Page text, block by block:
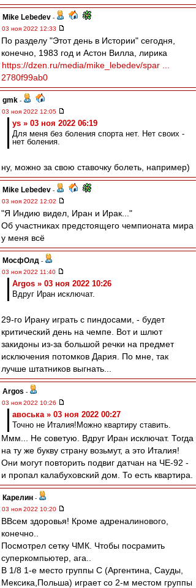
Mike Lebedev -
03 ноя 2022 12:33
По разделу "Этот день в Истории" сегодня,
конечно, 1983 год и Астон Вилла, лирика
https://dzen.ru/media/mike_lebedev/spar ...
2780f99ab0
gmk -
03 ноя 2022 12:05
ys » 03 ноя 2022 06:19
Для меня без боления спорта нет. Нет своих -
нет боления.
ну, можно за свою ставочку болеть, например)
Mike Lebedev -
03 ноя 2022 12:02
"Я Индию видел, Иран и Ирак..."
Об участниках предстоящего чемпионата мира
у меня всё
МосфОлд -
03 ноя 2022 11:40
Argos » 03 ноя 2022 10:26
Вдруг Иран исключат.
29-го Ирану играть с пиндосами, - будет
критический день на чемпе. Вот и шлют
закидоны из-за большой речки на предмет
исключения потомков Дария. По мне, так
лучше штатников выгнать...
Argos -
03 ноя 2022 10:26
авоська » 03 ноя 2022 00:27
Точно не Италия!Можно квартиру ставить.
Ммм... Не советую. Вдруг Иран исключат. Тогда
на ту же букву страну возьмут, а это Италия!
Они могут повторить подвиг датчан на ЧЕ-92 -
и пропал калабуховский дом. То есть квартира.
Карелин -
03 ноя 2022 10:20
ВВсем здоровья! Кроме адреналинового,
конечно..
Посмотрел сетку ЧМК. Чтобы посрамить
суперкомпьютер, ага..
В 1/8 1-е место группы С (Аргентина, Сауды,
Мексика,Польша) играет со 2-м местом группы